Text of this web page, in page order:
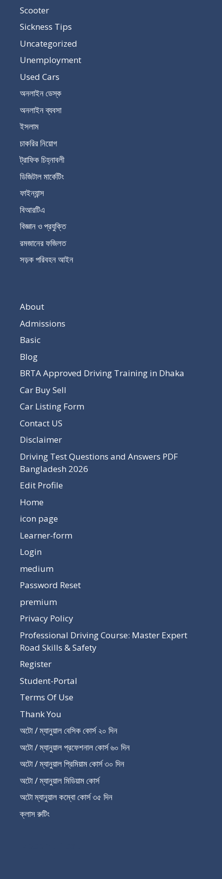
Scooter
Sickness Tips
Uncategorized
Unemployment
Used Cars
অনলাইন ডেস্ক
অনলাইন ব্যবসা
ইসলাম
চাকরির নিয়োগ
ট্রাফিক চিহ্নাবলী
ডিজিটাল মার্কেটিং
ফাইন্যান্স
বিআরটিএ
বিজ্ঞান ও প্রযুক্তি
রমজানের ফজিলত
সড়ক পরিবহন আইন
About
Admissions
Basic
Blog
BRTA Approved Driving Training in Dhaka
Car Buy Sell
Car Listing Form
Contact US
Disclaimer
Driving Test Questions and Answers PDF
Bangladesh 2026
Edit Profile
Home
icon page
Learner-form
Login
medium
Password Reset
premium
Privacy Policy
Professional Driving Course: Master Expert
Road Skills & Safety
Register
Student-Portal
Terms Of Use
Thank You
অটো / ম্যানুয়াল বেসিক কোর্স ২০ দিন
অটো / ম্যানুয়াল প্রফেশনাল কোর্স ৬০ দিন
অটো / ম্যানুয়াল প্রিমিয়াম কোর্স ৩০ দিন
অটো / ম্যানুয়াল মিডিয়াম কোর্স
অটো ম্যানুয়াল কম্বো কোর্স ৩৫ দিন
ক্লাস রুটিং